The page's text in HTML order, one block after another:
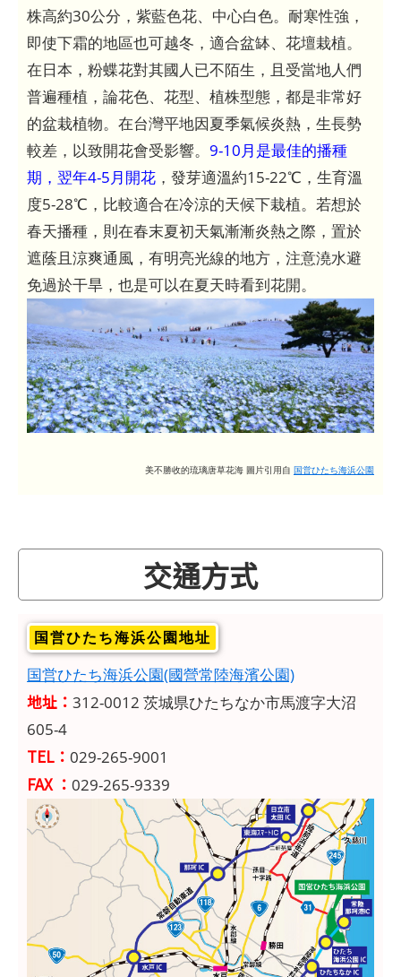
株高約30公分，紫藍色花、中心白色。耐寒性強，
即使下霜的地區也可越冬，適合盆缽、花壇栽植。
在日本，粉蝶花對其國人已不陌生，且受當地人們
普遍種植，論花色、花型、植株型態，都是非常好
的盆栽植物。在台灣平地因夏季氣候炎熱，生長勢
較差，以致開花會受影響。 9-10月是最佳的播種
期，翌年4-5月開花 ，發芽適溫約15-22℃，生育溫
度5-28℃，比較適合在冷涼的天候下栽植。若想於
春天播種，則在春末夏初天氣漸漸炎熱之際，置於
遮蔭且涼爽通風，有明亮光線的地方，注意澆水避
免過於干旱，也是可以在夏天時看到花開。
美不勝收的琉璃唐草花海 圖片引用自 国営ひたち海浜公園
交通方式
国営ひたち海浜公園地址
国営ひたち海浜公園(國營常陸海濱公園)
地址： 312-0012 茨城県ひたちなか市馬渡字大沼
605-4
TEL： 029-265-9001
FAX ： 029-265-9339